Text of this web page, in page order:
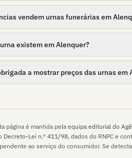
vendem urnas funerárias em
existem em Alenquer?
a mostrar preços das urnas em
página é mantida pela equipa editorial do
Decreto-Lei n.º 411/98, dados do RNPC e
ao serviço do consumidor. Se